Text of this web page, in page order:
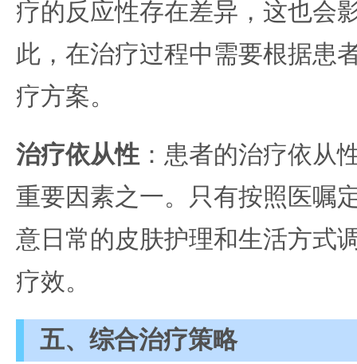
疗的反应性存在差异，这也会
此，在治疗过程中需要根据患
疗方案。
治疗依从性 ：患者的治疗依从
重要因素之一。只有按照医嘱
意日常的皮肤护理和生活方式
疗效。
五、综合治疗策略